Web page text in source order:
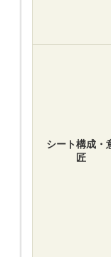
シート構成・
匠